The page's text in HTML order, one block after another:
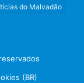
do Malvadão
(BR)